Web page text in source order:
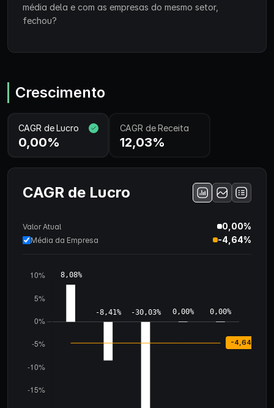
média dela e com as empresas do mesmo setor,
fechou?
Crescimento
CAGR de Lucro
0,00%
CAGR de Receita
12,03%
CAGR de Lucro
Valor Atual 0,00%
Média da Empresa -4,64%